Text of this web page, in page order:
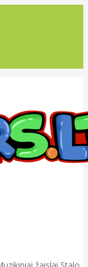
žaislai Stalo